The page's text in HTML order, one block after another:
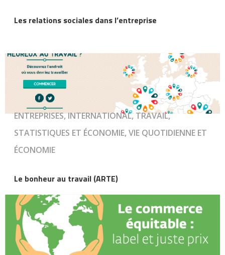
Les relations sociales dans l’entreprise
ENTREPRISES, INTERNATIONAL, TRAVAIL,
STATISTIQUES ET ÉCONOMIE, VIE QUOTIDIENNE ET
ÉCONOMIE
Le bonheur au travail (ARTE)